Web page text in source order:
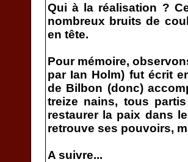
Qui à la réalisation ?
nombreux bruits de
en tête.
Pour mémoire,
par Ian Holm) fut écrit
de Bilbon (donc)
treize nains, tous
restaurer la paix dans
retrouve ses pouvoirs,
A suivre...